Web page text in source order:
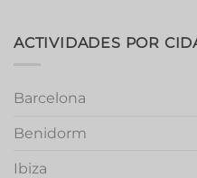
Girls
Night
ACTIVIDADES POR
Barcelona
Benidorm
Ibiza